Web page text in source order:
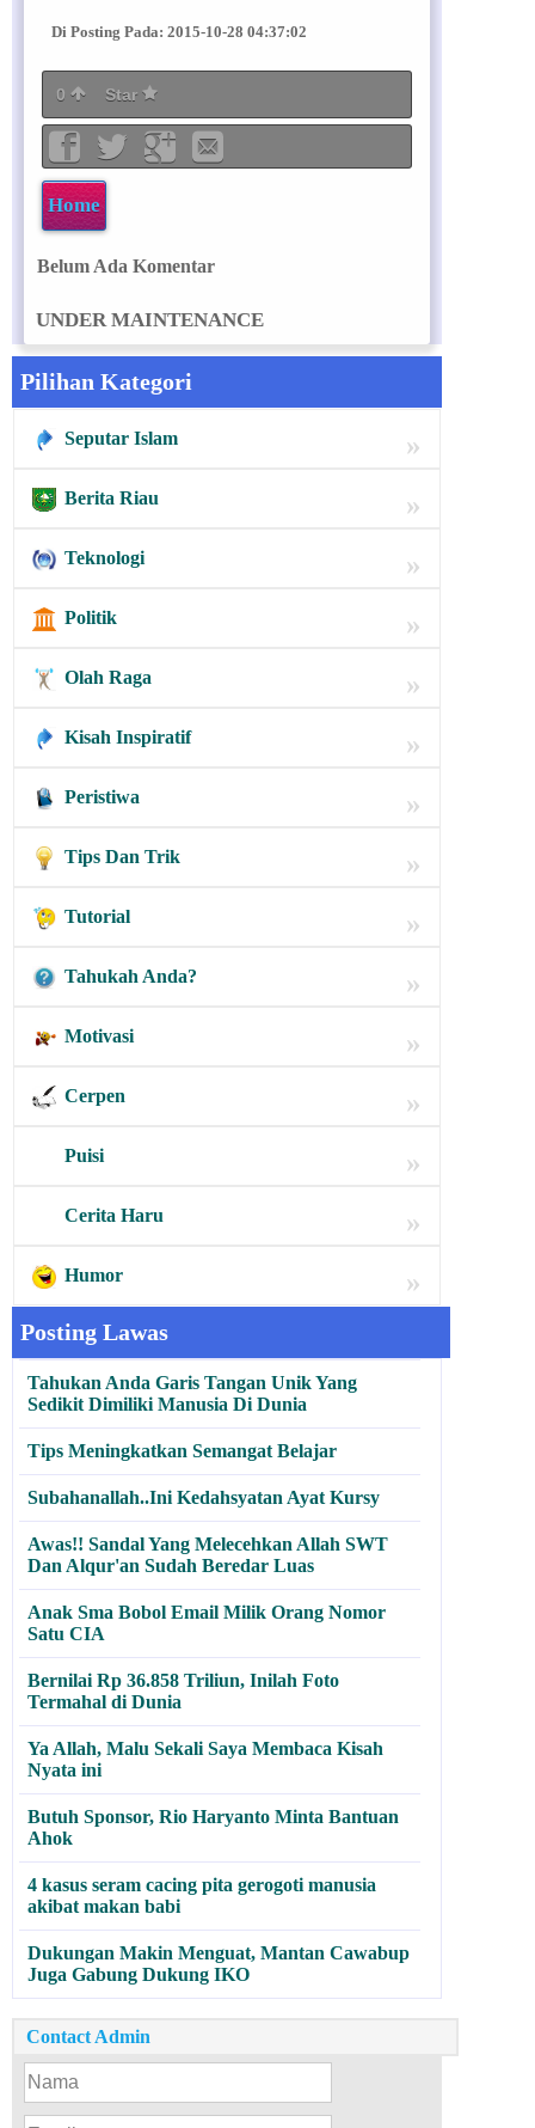
Di Posting Pada: 2015-10-28 04:37:02
0 Star
Home
Belum Ada Komentar
UNDER MAINTENANCE
Pilihan Kategori
Seputar Islam »
Berita Riau »
Teknologi »
Politik »
Olah Raga »
Kisah Inspiratif »
Peristiwa »
Tips Dan Trik »
Tutorial »
Tahukah Anda? »
Motivasi »
Cerpen »
Puisi »
Cerita Haru »
Humor »
Posting Lawas
Tahukan Anda Garis Tangan Unik Yang
Sedikit Dimiliki Manusia Di Dunia
Tips Meningkatkan Semangat Belajar
Subahanallah..Ini Kedahsyatan Ayat Kursy
Awas!! Sandal Yang Melecehkan Allah SWT
Dan Alqur'an Sudah Beredar Luas
Anak Sma Bobol Email Milik Orang Nomor
Satu CIA
Bernilai Rp 36.858 Triliun, Inilah Foto
Termahal di Dunia
Ya Allah, Malu Sekali Saya Membaca Kisah
Nyata ini
Butuh Sponsor, Rio Haryanto Minta Bantuan
Ahok
4 kasus seram cacing pita gerogoti manusia
akibat makan babi
Dukungan Makin Menguat, Mantan Cawabup
Juga Gabung Dukung IKO
Contact Admin